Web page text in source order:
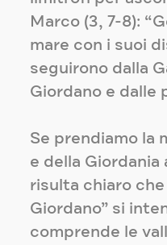
Marco (3, 7-8):
mare con i suoi
seguirono dalla
Giordano e dalle
Se prendiamo la
e della Giordania
risulta chiaro che
Giordano” si
comprende le